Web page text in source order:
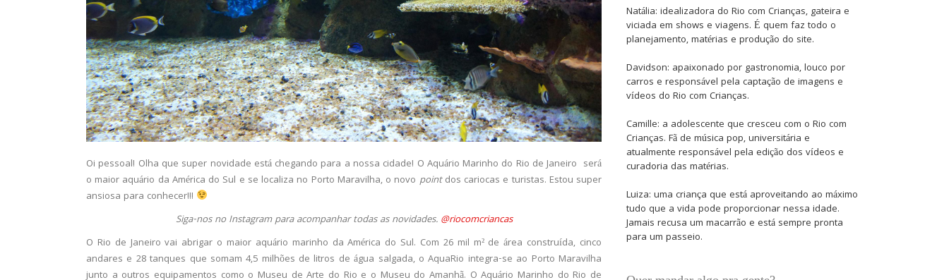
Oi pessoal! Olha que super novidade está chegando para a nossa cidade! O Aquário Marinho do Rio de Janeiro será
o maior aquário da América do Sul e se localiza no Porto Maravilha, o novo pointdos cariocas e turistas. Estou super
ansiosa para conhecer!!!
Siga-nos no Instagram para acompanhar todas as novidades. @riocomcriancas
O Rio de Janeiro vai abrigar o maior aquário marinho da América do Sul. Com 26 mil m² de área construída, cinco
andares e 28 tanques que somam 4,5 milhões de litros de água salgada, o AquaRio integra-se ao Porto Maravilha
junto a outros equipamentos como o Museu de Arte do Rio e o Museu do Amanhã. O Aquário Marinho do Rio de
Natália: idealizadora do Rio com Crianças, gateira e
viciada em shows e viagens. É quem faz todo o
planejamento, matérias e produção do site.
Davidson: apaixonado por gastronomia, louco por
carros e responsável pela captação de imagens e
vídeos do Rio com Crianças.
Camille: a adolescente que cresceu com o Rio com
Crianças. Fã de música pop, universitária e
atualmente responsável pela edição dos vídeos e
curadoria das matérias.
Luiza: uma criança que está aproveitando ao máximo
tudo que a vida pode proporcionar nessa idade.
Jamais recusa um macarrão e está sempre pronta
para um passeio.